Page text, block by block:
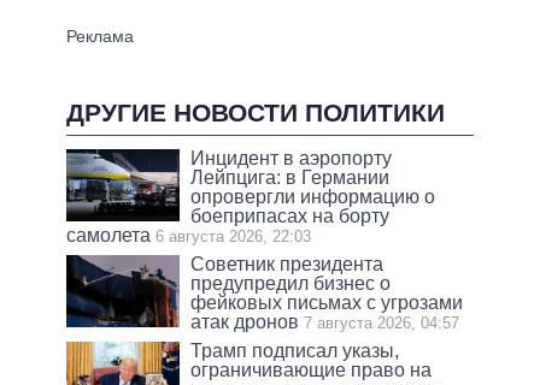
ДРУГИЕ НОВОСТИ ПОЛИТИКИ
Инцидент в аэропорту
Лейпцига: в Германии
опровергли информацию о
боеприпасах на борту
самолета 6 августа 2026, 22:03
Советник президента
предупредил бизнес о
фейковых письмах с угрозами
атак дронов 7 августа 2026, 04:57
Трамп подписал указы,
ограничивающие право на